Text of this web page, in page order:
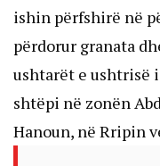
ishin përfshirë në
përdorur granata
ushtarët e ushtrisë
shtëpi në zonën
Hanoun, në Rripin